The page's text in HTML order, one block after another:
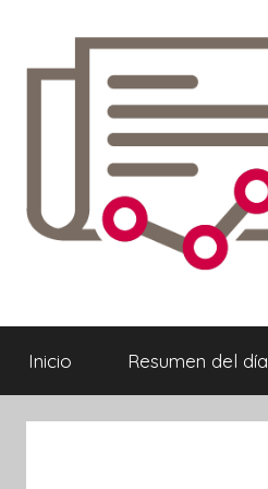
contenido
Informativa
Inicio Resumen del día